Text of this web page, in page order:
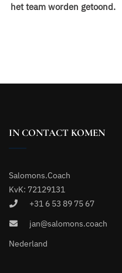
het team worden getoond.
IN CONTACT KOMEN
Salomons.Coach
KvK: 72129131
+31 6 53 89 75 67
jan@salomons.coach
Nederland